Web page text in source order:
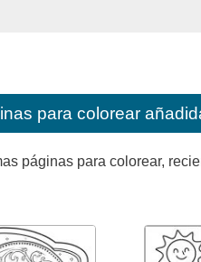
para colorear
páginas para colorear,